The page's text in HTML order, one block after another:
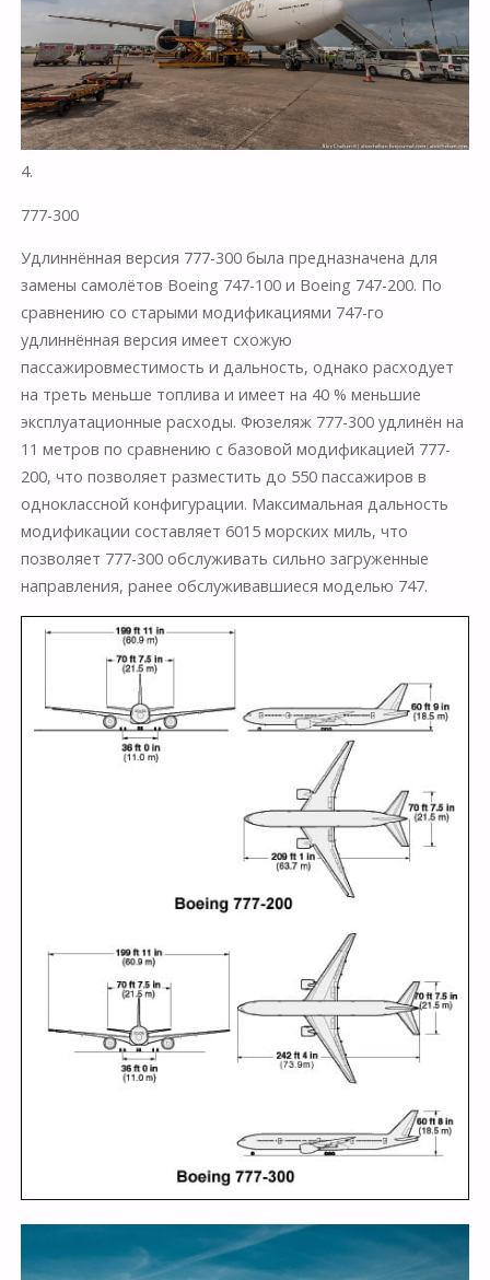
4.
777-300
Удлиннённая версия 777-300 была предназначена для
замены самолётов Boeing 747-100 и Boeing 747-200. По
сравнению со старыми модификациями 747-го
удлиннённая версия имеет схожую
пассажировместимость и дальность, однако расходует
на треть меньше топлива и имеет на 40 % меньшие
эксплуатационные расходы. Фюзеляж 777-300 удлинён на
11 метров по сравнению с базовой модификацией 777-
200, что позволяет разместить до 550 пассажиров в
одноклассной конфигурации. Максимальная дальность
модификации составляет 6015 морских миль, что
позволяет 777-300 обслуживать сильно загруженные
направления, ранее обслуживавшиеся моделью 747.